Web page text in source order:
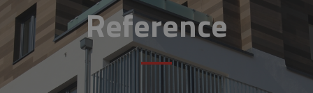
Reference